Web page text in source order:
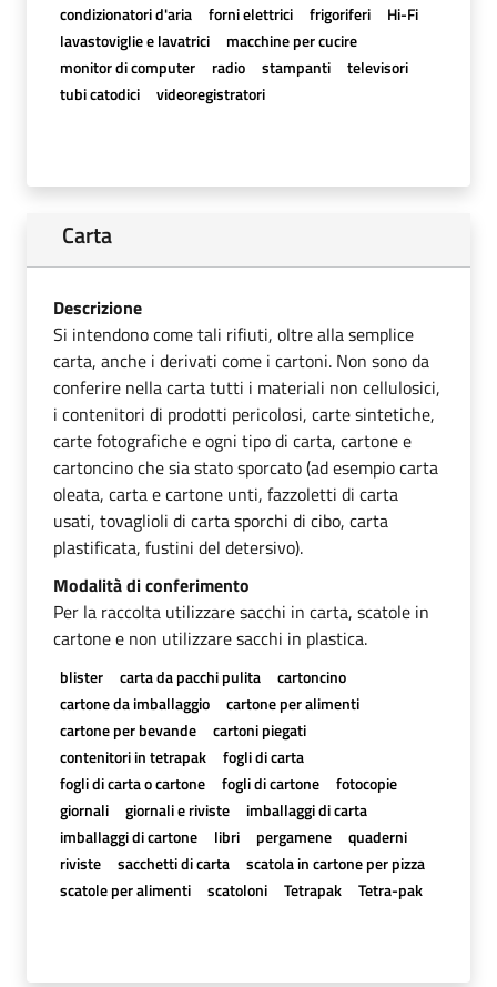
condizionatori d'aria
forni elettrici frigoriferi
Hi-Fi
lavastoviglie e lavatrici
macchine per cucire
monitor di computer
radio stampanti
televisori
tubi catodici
videoregistratori
Carta
Descrizione
Si intendono come tali rifiuti, oltre alla semplice
carta, anche i derivati come i cartoni. Non sono da
conferire nella carta tutti i materiali non cellulosici,
i contenitori di prodotti pericolosi, carte sintetiche,
carte fotografiche e ogni tipo di carta, cartone e
cartoncino che sia stato sporcato (ad esempio carta
oleata, carta e cartone unti, fazzoletti di carta
usati, tovaglioli di carta sporchi di cibo, carta
plastificata, fustini del detersivo).
Modalità di conferimento
Per la raccolta utilizzare sacchi in carta, scatole in
cartone e non utilizzare sacchi in plastica.
blister carta da pacchi pulita
cartoncino
cartone da imballaggio
cartone per alimenti
cartone per bevande
cartoni piegati
contenitori in tetrapak
fogli di carta
fogli di carta o cartone
fogli di cartone
fotocopie
giornali
giornali e riviste
imballaggi di carta
imballaggi di cartone
libri pergamene
quaderni
riviste
sacchetti di carta
scatola in cartone per pizza
scatole per alimenti
scatoloni Tetrapak Tetra-pak